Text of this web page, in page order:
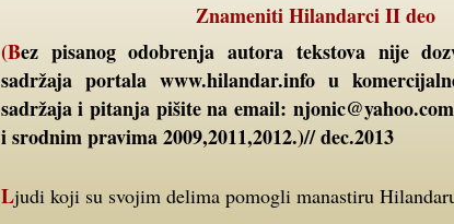
Znameniti Hilandarci II deo
(Bez pisanog odobrenja autora tekstova nije dozvoljeno preuzimanje
sadržaja portala www.hilandar.info u
sadržaja i pitanja pišite na email:
i srodnim pravima 2009,2011,2012.)// dec.2013
Ljudi koji su svojim delima pomogli manastiru